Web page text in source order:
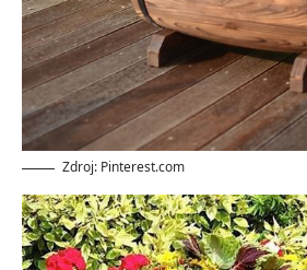
Zdroj: Pinterest.com